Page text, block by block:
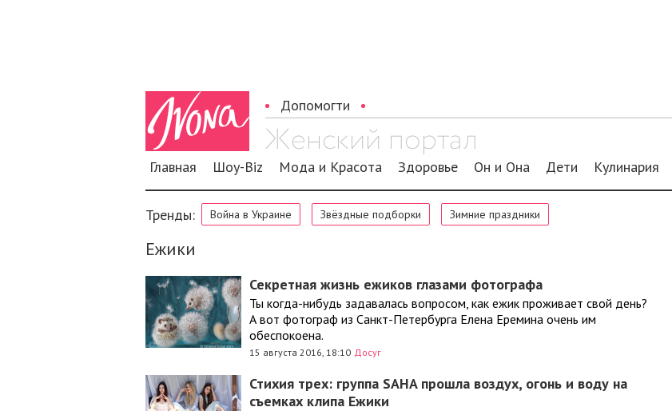
Допомогти
Главная Шоу-Biz Мода и Красота Здоровье Он и Она Дети Кулинария
Тренды: Война в Украине Звёздные подборки Зимние праздники
Ежики
Секретная жизнь ежиков глазами фотографа
Ты когда-нибудь задавалась вопросом, как ежик проживает свой день?
А вот фотограф из Санкт-Петербурга Елена Еремина очень им
обеспокоена.
15 августа 2016, 18:10 Досуг
Стихия трех: группа SAHA прошла воздух, огонь и воду на
съемках клипа Ежики